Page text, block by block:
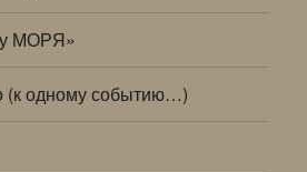
МОРЯ»
(к одному событию…)